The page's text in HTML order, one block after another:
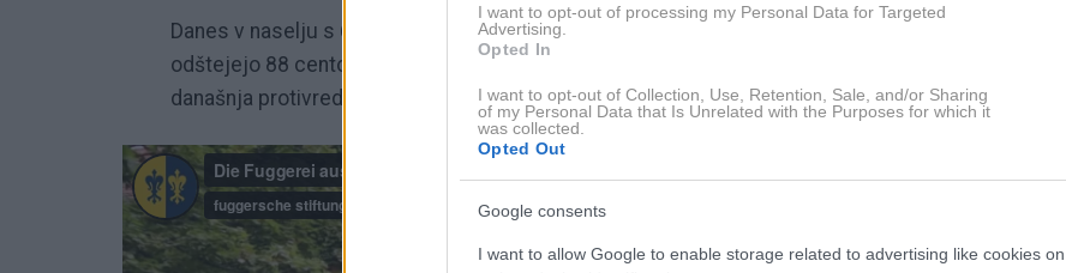
I want to opt-out of processing my Personal Data for Targeted
Advertising.
Opted In
I want to opt-out of Collection, Use, Retention, Sale, and/or Sharing
of my Personal Data that Is Unrelated with the Purposes for which it
was collected.
Opted Out
Google consents
I want to allow Google to enable storage related to advertising like cookies on
Danes v naselju s 67 hišami in 142 stanovanji živi okoli 150 katoličanov, ki letno za najemnino
odštejejo 88 centov in tri molitve na dan. Višina najemnine se ni spremenila vse od prvih dni in je
današnja protivrednost enega guldna.